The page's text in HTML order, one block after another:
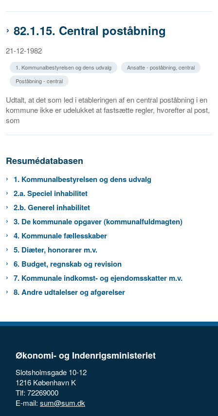
82.1.15. Central poståbning
21-12-1982
1. Kommunalbestyrelsen og dens udvalg
Ansatte - poståbning, central
Poståbning - central
Udtalt, at det som led i etableringen af en central poståbning i en
kommune ikke er udelukket at fastsætte regler, hvorefter al post,
som
Resumédatabasen
1. Kommunalbestyrelsen og dens udvalg
2.a. Speciel inhabilitet
2.b. Generel inhabilitet
3. De kommunale opgaver (kommunalfuldmagten)
4. Kommunale fællesskaber
5. Diæter, honorarer m.v.
6. Budget, regnskab og revision
7. Kommunale indkomst- og ejendomsskatter m.v.
8. Andre udtalelser og afgørelser
Økonomi- og Indenrigsministeriet
Slotsholmsgade 10-12
1216 København K
Tlf: 72269000
E-mail: sum@sum.dk